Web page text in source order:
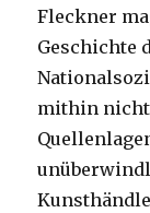
Fleckner
Geschichte
mithin nicht